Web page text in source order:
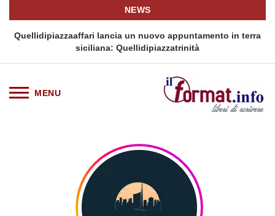
NEWS
Quellidipiazzaaffari lancia un nuovo appuntamento in terra
siciliana: Quellidipiazzatrinità